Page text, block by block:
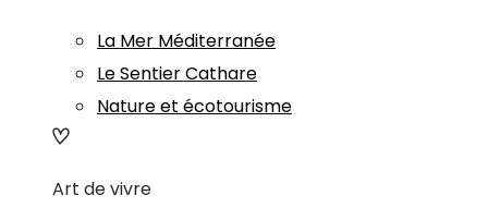
La Mer Méditerranée
Le Sentier Cathare
Nature et écotourisme
Art de vivre